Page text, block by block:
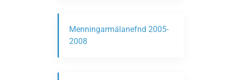
Menningarmálanefnd 2005-
2008